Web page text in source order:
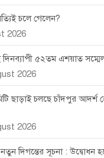
চলে গেলেন?
2026
দিনব্যাপী ৫২তম এশয়াত
2026
ছাড়াই চলছে চাঁদপুর আদর্শ
2026
নতুন দিগন্তের সূচনা : উদ্বোধন